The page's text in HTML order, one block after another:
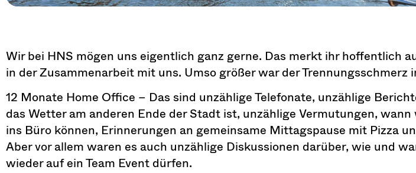
Wir bei HNS mögen uns eigentlich ganz gerne. Das merkt ihr hoffentlich
in der Zusammenarbeit mit uns. Umso größer war der Trennungsschmerz
12 Monate Home Office – Das sind unzählige Telefonate, unzählige
das Wetter am anderen Ende der Stadt ist, unzählige Vermutungen,
ins Büro können, Erinnerungen an gemeinsame Mittagspause mit Pizza
Aber vor allem waren es auch unzählige Diskussionen darüber, wie und
wieder auf ein Team Event dürfen.